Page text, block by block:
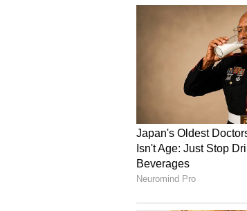
Instagram
ఇండియాన్ స్టార్స్
కేవలం మొదటి స్థానం
లిస్ట్‌లో విశ్వ సుందరి